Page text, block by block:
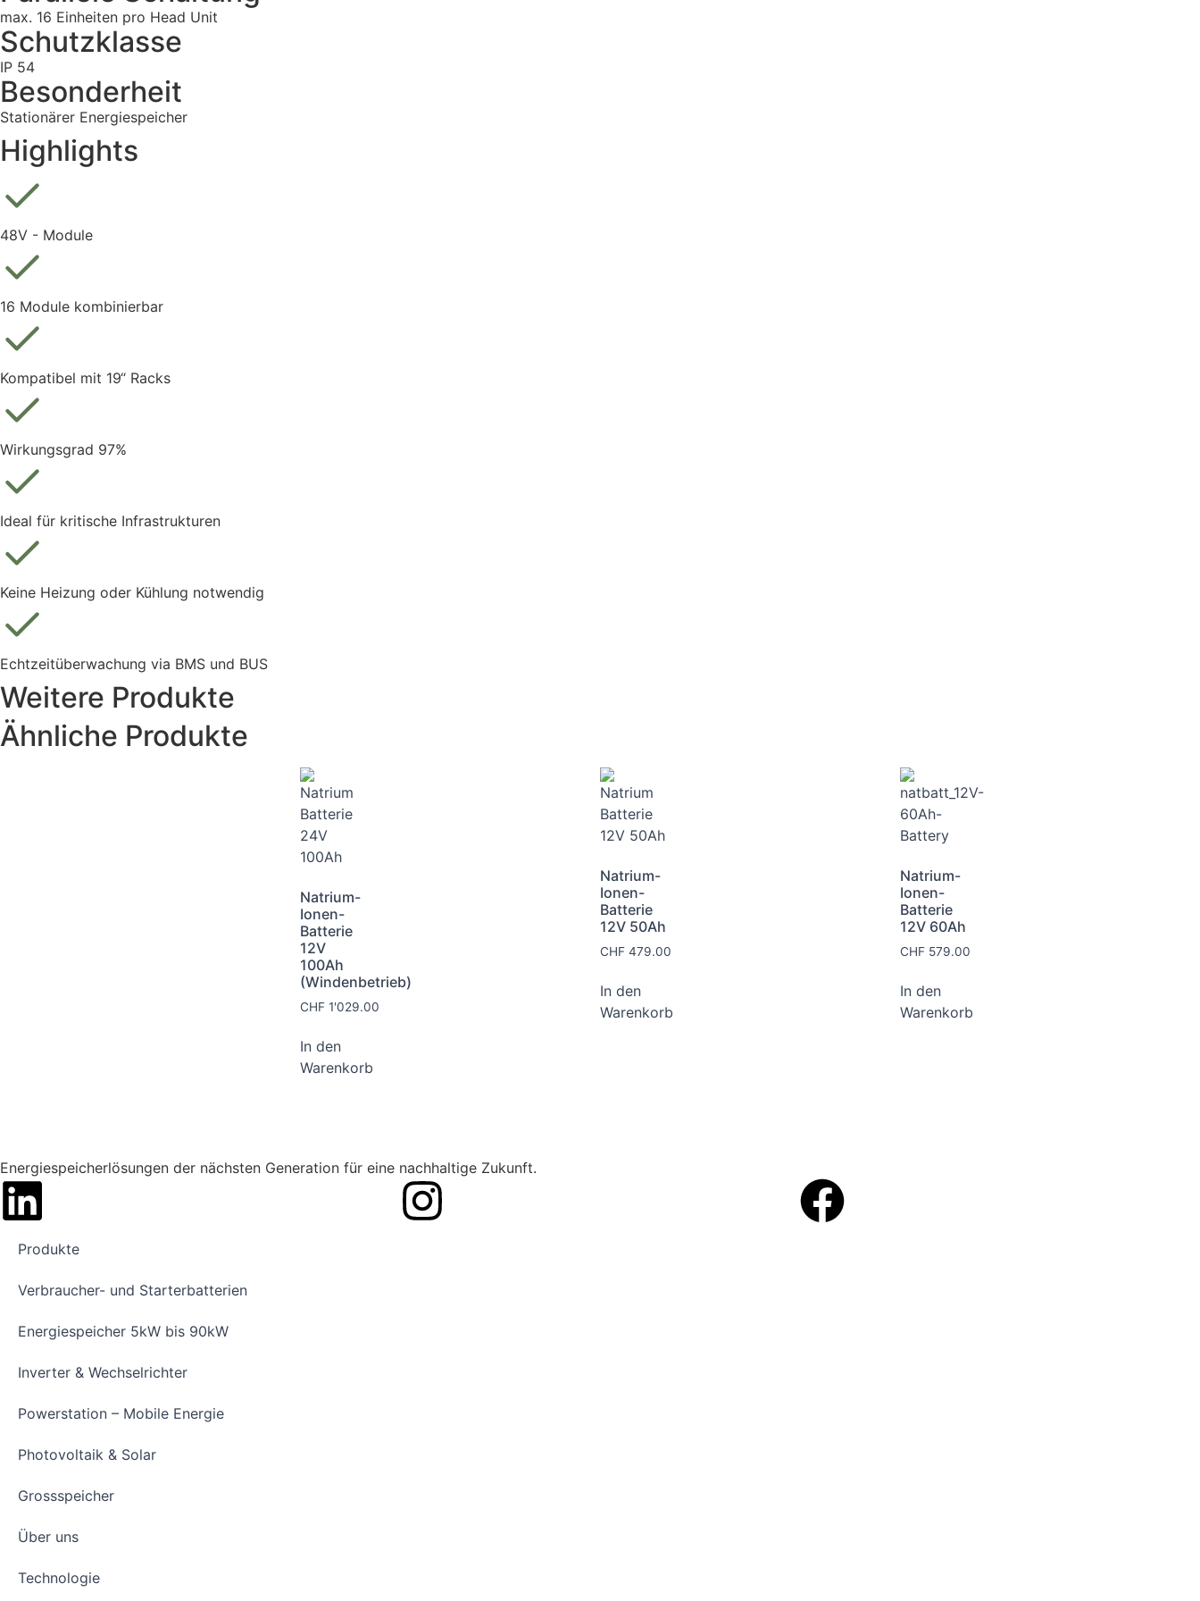
max. 16 Einheiten pro Head Unit
Schutzklasse
IP 54
Besonderheit
Stationärer Energiespeicher
Highlights
48V - Module
16 Module kombinierbar
Kompatibel mit 19“ Racks
Wirkungsgrad 97%
Ideal für kritische Infrastrukturen
Keine Heizung oder Kühlung notwendig
Echtzeitüberwachung via BMS und BUS
Weitere Produkte
Ähnliche Produkte
Natrium-
Ionen-
Batterie
12V
100Ah
(Windenbetrieb)
CHF 1'029.00
In den
Warenkorb
Natrium-
Ionen-
Batterie
12V 50Ah
CHF 479.00
In den
Warenkorb
Natrium-
Ionen-
Batterie
12V 60Ah
CHF 579.00
In den
Warenkorb
Energiespeicherlösungen der nächsten Generation für eine nachhaltige Zukunft.
Produkte
Verbraucher- und Starterbatterien
Energiespeicher 5kW bis 90kW
Inverter & Wechselrichter
Powerstation – Mobile Energie
Photovoltaik & Solar
Grossspeicher
Über uns
Technologie